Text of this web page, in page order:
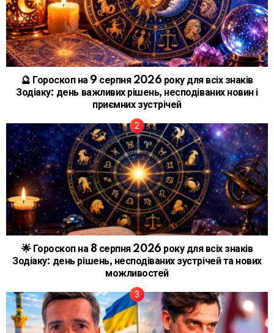
🔮 Гороскоп на 9 серпня 2026 року для всіх знаків
Зодіаку: день важливих рішень, несподіваних новин і
приємних зустрічей
🌟 Гороскоп на 8 серпня 2026 року для всіх знаків
Зодіаку: день рішень, несподіваних зустрічей та нових
можливостей